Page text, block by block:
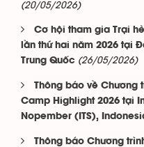
(20/05/2026)
Cơ hội tham gia Trại
lần thứ hai năm 2026 tại
Trung Quốc (26/05/2026)
Thông báo về Chương
Camp Highlight 2026 tại
Nopember (ITS),
Thông báo Chương